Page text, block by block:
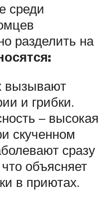
среди
разделить на
вызывают
и грибки.
– высокая
скученном
сразу
объясняет
в приютах.